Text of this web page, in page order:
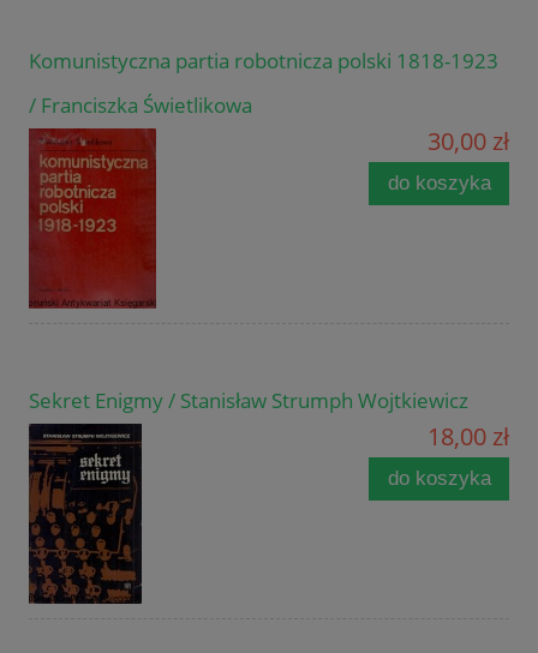
Komunistyczna partia robotnicza polski 1818-1923
/ Franciszka Świetlikowa
30,00 zł
do koszyka
Sekret Enigmy / Stanisław Strumph Wojtkiewicz
18,00 zł
do koszyka